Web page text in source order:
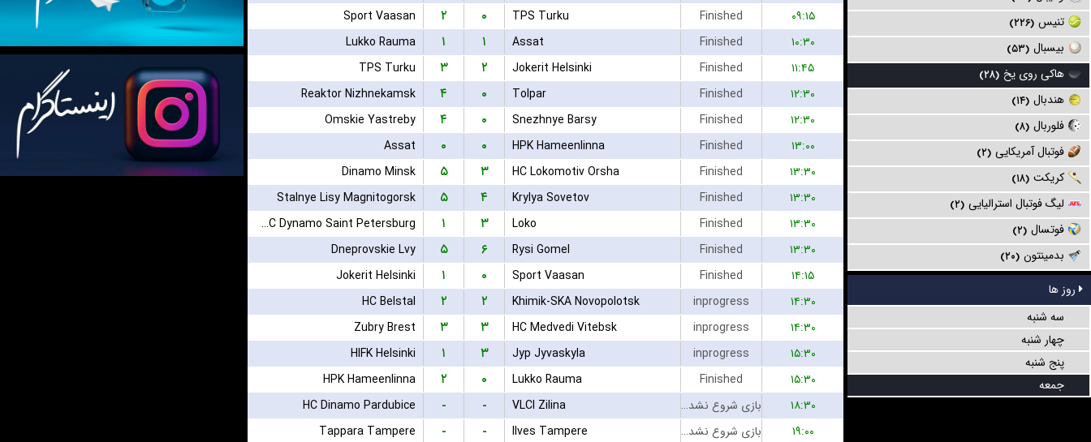
تنیس (۲۲۶)
بیسبال (۵۳)
هاکی روی یخ (۲۸)
هندبال (۱۴)
فلوربال (۸)
فوتبال آمریکایی (۲)
کریکت (۱۸)
لیگ فوتبال استرالیایی (۲)
فوتسال (۲)
بدمینتون (۲۰)
روز ها
سه شنبه
چهار شنبه
پنج شنبه
جمعه
Sport Vaasan
۲ ۰ TPS Turku Finished
۰۹:۱۵
Lukko Rauma
۱ ۱ Assat Finished
۱۰:۳۰
TPS Turku
۳ ۲ Jokerit Helsinki Finished
۱۱:۴۵
Reaktor Nizhnekamsk
۴ ۰ Tolpar Finished
۱۲:۳۰
Omskie Yastreby
۴ ۰ Snezhnye Barsy Finished
۱۲:۳۰
Assat
۰ ۰ HPK Hameenlinna Finished
۱۳:۰۰
Dinamo Minsk
۵ ۳ HC Lokomotiv Orsha Finished
۱۳:۳۰
Stalnye Lisy Magnitogorsk
۵ ۴ Krylya Sovetov Finished
۱۳:۳۰
MHC Dynamo Saint Petersburg
۱ ۳ Loko Finished
۱۳:۳۰
Dneprovskie Lvy
۵ ۶ Rysi Gomel Finished
۱۳:۳۰
Jokerit Helsinki
۱ ۰ Sport Vaasan Finished
۱۴:۱۵
HC Belstal
۲ ۲ Khimik-SKA Novopolotsk inprogress
۱۴:۳۰
Zubry Brest
۳ ۳ HC Medvedi Vitebsk inprogress
۱۴:۳۰
HIFK Helsinki
۱ ۳ Jyp Jyvaskyla inprogress
۱۵:۳۰
HPK Hameenlinna
۲ ۰ Lukko Rauma Finished
۱۵:۳۰
HC Dinamo Pardubice
- - VLCI Zilina بازی شروع نشده است
۱۸:۳۰
Tappara Tampere
- - Ilves Tampere بازی شروع نشده است
۱۹:۰۰